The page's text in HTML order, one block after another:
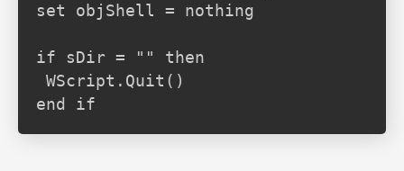
set objShell = nothing
if sDir = "" then
WScript.Quit()
end if